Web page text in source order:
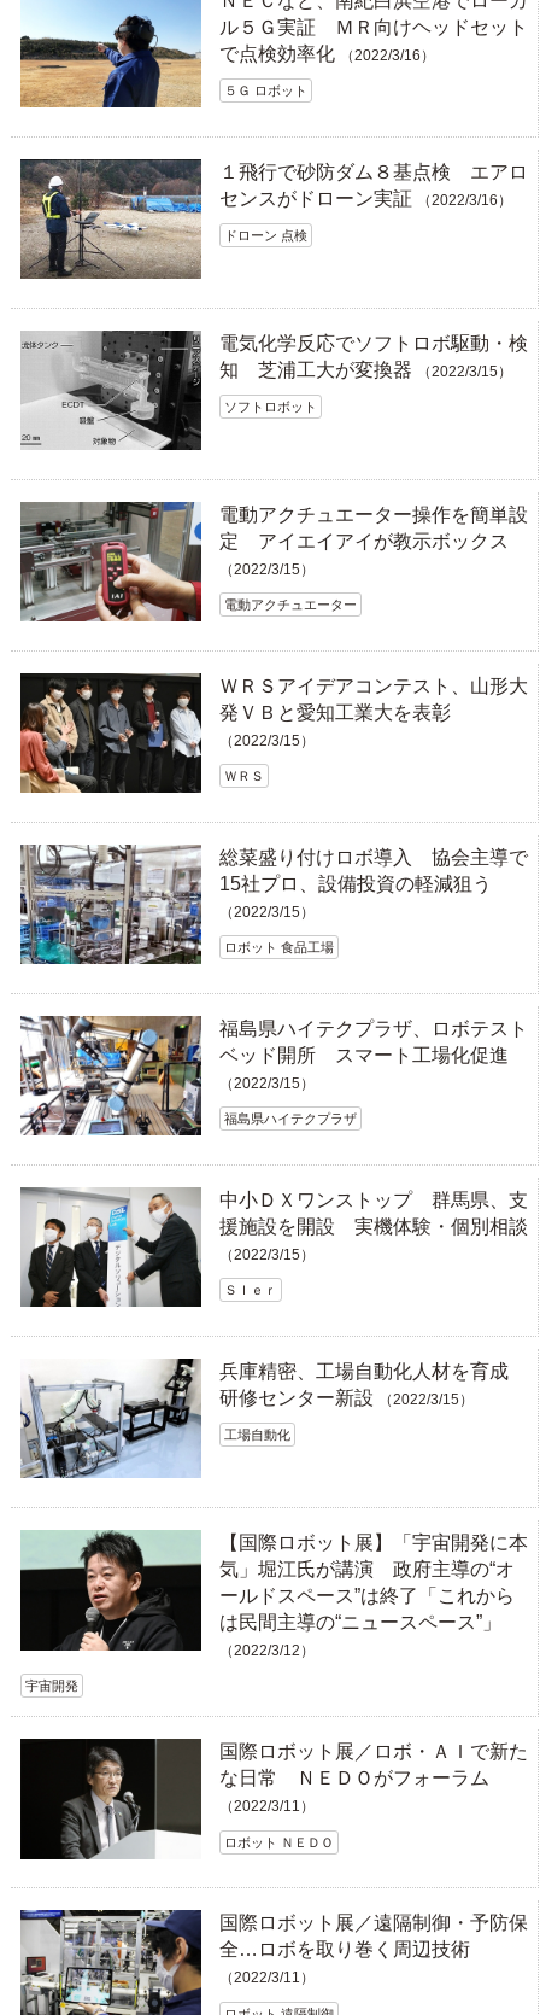
ル５Ｇ実証 ＭＲ向けヘッドセット
で点検効率化
（2022/3/16）
５Ｇ ロボット
１飛行で砂防ダム８基点検 エアロ
センスがドローン実証
（2022/3/16）
ドローン 点検
電気化学反応でソフトロボ駆動・検
知 芝浦工大が変換器
（2022/3/15）
ソフトロボット
電動アクチュエーター操作を簡単設
定 アイエイアイが教示ボックス
（2022/3/15）
電動アクチュエーター
ＷＲＳアイデアコンテスト、山形大
発ＶＢと愛知工業大を表彰
（2022/3/15）
ＷＲＳ
総菜盛り付けロボ導入 協会主導で
15社プロ、設備投資の軽減狙う
（2022/3/15）
ロボット 食品工場
福島県ハイテクプラザ、ロボテスト
ベッド開所 スマート工場化促進
（2022/3/15）
福島県ハイテクプラザ
中小ＤＸワンストップ 群馬県、支
援施設を開設 実機体験・個別相談
（2022/3/15）
ＳＩｅｒ
兵庫精密、工場自動化人材を育成
研修センター新設
（2022/3/15）
工場自動化
【国際ロボット展】「宇宙開発に本
気」堀江氏が講演 政府主導の“オ
ールドスペース”は終了「これから
は民間主導の“ニュースペース”」
（2022/3/12）
宇宙開発
国際ロボット展／ロボ・ＡＩで新た
な日常 ＮＥＤＯがフォーラム
（2022/3/11）
ロボット ＮＥＤＯ
国際ロボット展／遠隔制御・予防保
全…ロボを取り巻く周辺技術
（2022/3/11）